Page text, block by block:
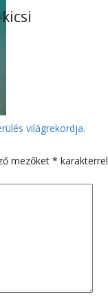
világrekordja.
mezőket * karakterrel